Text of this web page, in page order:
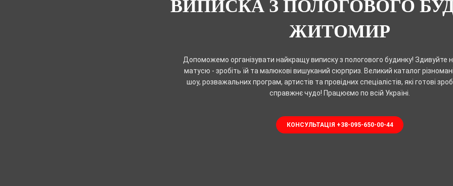
ВИПИСКА З ПОЛОГОВОГО
ЖИТОМИР
Допоможемо організувати найкращу виписку з пологового будинку! Здивуйте
матусю - зробіть їй та малюкові вишуканий сюрприз. Великий каталог
шоу, розважальних програм, артистів та провідних спеціалістів, які готові
справжнє чудо! Працюємо по всій Україні.
КОНСУЛЬТАЦІЯ +38-095-650-00-44